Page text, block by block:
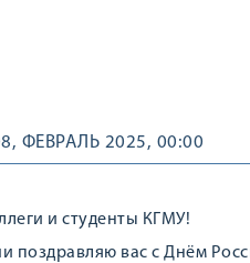
ФЕВРАЛЬ 2025, 00:00
и студенты КГМУ!
поздравляю вас с Днём